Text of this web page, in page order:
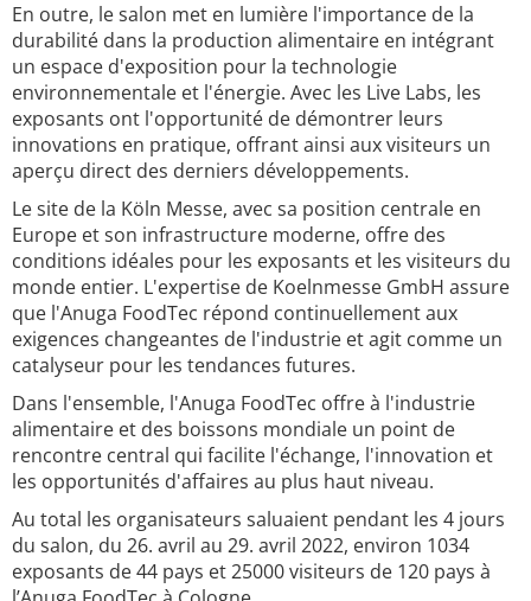
En outre, le salon met en lumière l'importance de la
durabilité dans la production alimentaire en intégrant
un espace d'exposition pour la technologie
environnementale et l'énergie. Avec les Live Labs, les
exposants ont l'opportunité de démontrer leurs
innovations en pratique, offrant ainsi aux visiteurs un
aperçu direct des derniers développements.
Le site de la Köln Messe, avec sa position centrale en
Europe et son infrastructure moderne, offre des
conditions idéales pour les exposants et les visiteurs du
monde entier. L'expertise de Koelnmesse GmbH assure
que l'Anuga FoodTec répond continuellement aux
exigences changeantes de l'industrie et agit comme un
catalyseur pour les tendances futures.
Dans l'ensemble, l'Anuga FoodTec offre à l'industrie
alimentaire et des boissons mondiale un point de
rencontre central qui facilite l'échange, l'innovation et
les opportunités d'affaires au plus haut niveau.
Au total les organisateurs saluaient pendant les 4 jours
du salon, du 26. avril au 29. avril 2022, environ 1034
exposants de 44 pays et 25000 visiteurs de 120 pays à